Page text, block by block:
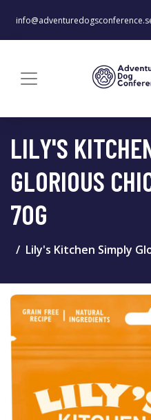
LILY'S
GLORIOUS
70G
Lily's Kitchen Simply